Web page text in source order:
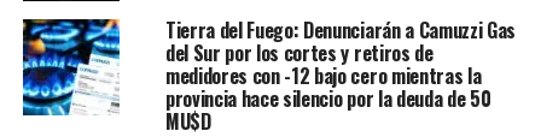
Tierra del Fuego: Denunciarán a Camuzzi Gas
del Sur por los cortes y retiros de
medidores con -12 bajo cero mientras la
provincia hace silencio por la deuda de 50
MU$D